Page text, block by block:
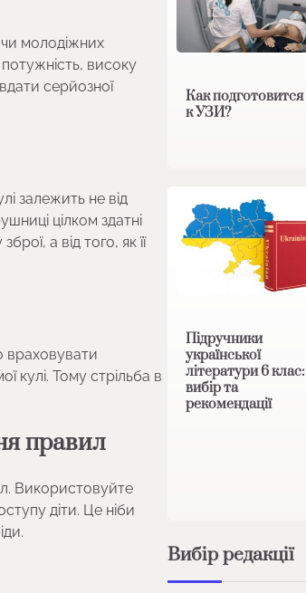
чи молодіжних
високу
серйозної
залежить не від
цілком здатні
а від того, як її
враховувати
кулі. Тому стрільба в
правил
Використовуйте
діти. Це ніби
Как подготовится
к УЗИ?
Підручники
української
літератури 6 клас:
вибір та
рекомендації
Вибір редакції